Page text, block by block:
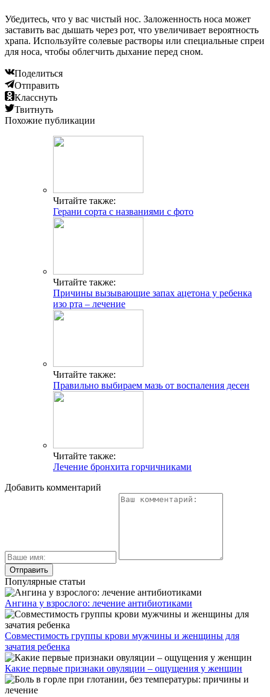
Убедитесь, что у вас чистый нос. Заложенность носа может
заставить вас дышать через рот, что увеличивает вероятность
храпа. Используйте солевые растворы или специальные спреи
для носа, чтобы облегчить дыхание перед сном.
Поделиться
Отправить
Класснуть
Твитнуть
Похожие публикации
Читайте также:
Герани сорта с названиями с фото
Читайте также:
Причины вызывающие запах ацетона у ребенка
изо рта – лечение
Читайте также:
Правильно выбираем мазь от воспаления десен
Читайте также:
Лечение бронхита горчичниками
Добавить комментарий
Популярные статьи
Ангина у взрослого: лечение антибиотиками
Совместимость группы крови мужчины и женщины для
зачатия ребенка
Какие первые признаки овуляции – ощущения у женщин